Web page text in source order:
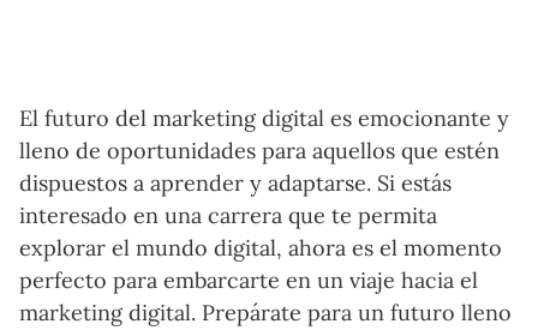
El futuro del marketing digital es emocionante y
lleno de oportunidades para aquellos que estén
dispuestos a aprender y adaptarse. Si estás
interesado en una carrera que te permita
explorar el mundo digital, ahora es el momento
perfecto para embarcarte en un viaje hacia el
marketing digital. Prepárate para un futuro lleno